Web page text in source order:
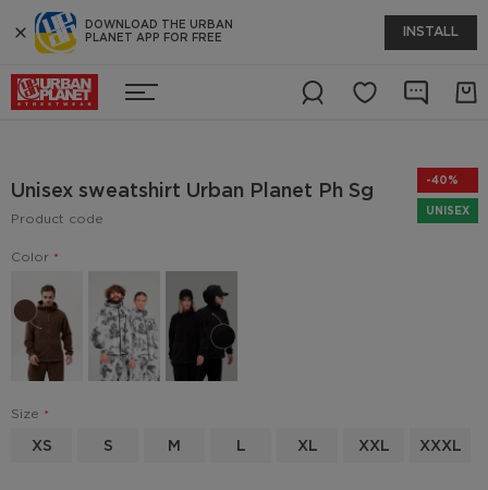
DOWNLOAD THE URBAN
PLANET APP FOR FREE
INSTALL
-40%
UNISEX
Unisex sweatshirt Urban Planet Ph Sg
Product code
Color
Size
XS S M L XL XXL XXXL